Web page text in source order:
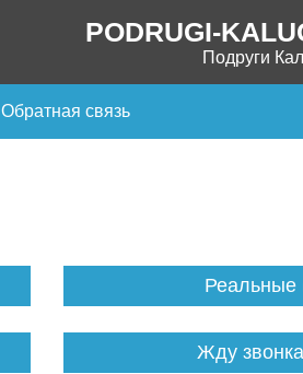
PODRUGI-
Подруги
Обратная связь
Реальные
Жду